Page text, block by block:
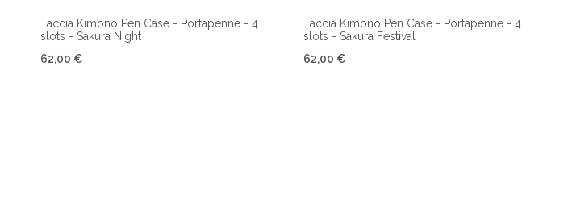
Taccia Kimono Pen Case - Portapenne - 4
slots - Sakura Night
62,00 €
Taccia Kimono Pen Case - Portapenne - 4
slots - Sakura Festival
62,00 €